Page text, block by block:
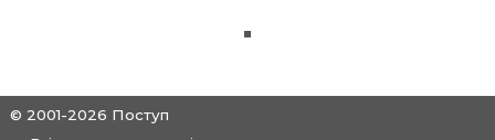
© 2001-2026 Поступ